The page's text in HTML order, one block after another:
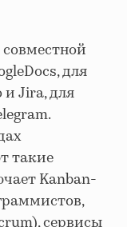
для
Jira, для
такие
Kanban-